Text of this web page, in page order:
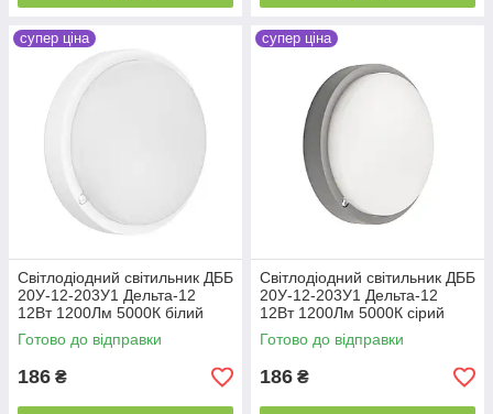
супер ціна
Світлодіодний світильник ДББ
20У-12-203У1 Дельта-12
12Вт 1200Лм 5000К білий
Готово до відправки
186 ₴
супер ціна
Світлодіодний світильник ДББ
20У-12-203У1 Дельта-12
12Вт 1200Лм 5000К сірий
Готово до відправки
186 ₴